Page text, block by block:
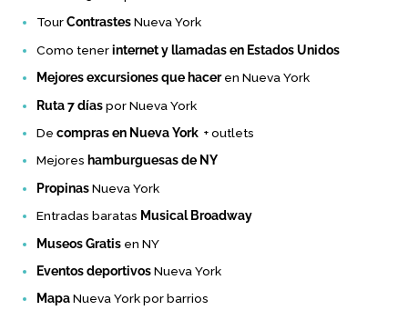
TourContrastesNueva York
Como tenerinternet y llamadas en Estados Unidos
Mejores excursiones que haceren Nueva York
Ruta 7 díaspor Nueva York
De compras en Nueva York + outlets
Mejores hamburguesas de NY
PropinasNueva York
Entradas baratas Musical Broadway
Museos Gratis en NY
Eventos deportivosNueva York
MapaNueva York por barrios